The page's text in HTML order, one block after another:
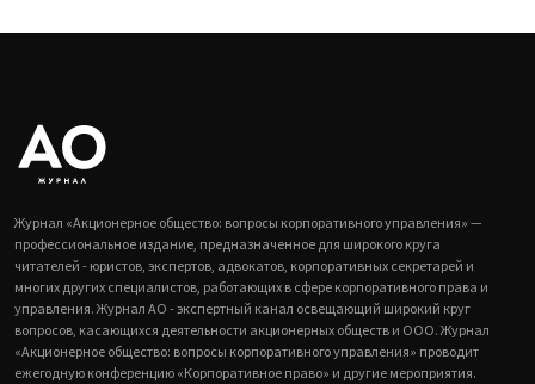
Журнал «Акционерное общество: вопросы корпоративного управления» —
профессиональное издание, предназначенное для широкого круга
читателей - юристов, экспертов, адвокатов, корпоративных секретарей и
многих других специалистов, работающих в сфере корпоративного права и
управления. Журнал АО - экспертный канал освещающий широкий круг
вопросов, касающихся деятельности акционерных обществ и ООО. Журнал
«Акционерное общество: вопросы корпоративного управления» проводит
ежегодную конференцию «Корпоративное право» и другие мероприятия.